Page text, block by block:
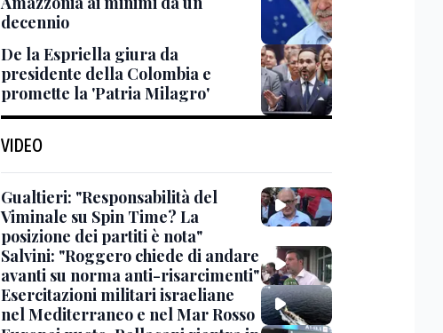
decennio
De la Espriella giura da
presidente della Colombia e
promette la 'Patria Milagro'
VIDEO
Gualtieri: "Responsabilità del
Viminale su Spin Time? La
posizione dei partiti è nota"
Salvini: "Roggero chiede di andare
avanti su norma anti-risarcimenti"
Esercitazioni militari israeliane
nel Mediterraneo e nel Mar Rosso